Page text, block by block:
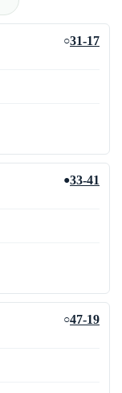
○31-17
●33-41
○47-19